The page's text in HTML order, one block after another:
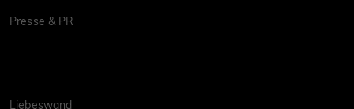
Presse & PR
Liebeswand